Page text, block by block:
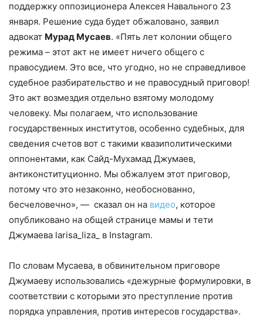
поддержку оппозиционера Алексея Навального 23
января. Решение суда будет обжаловано, заявил
адвокат Мурад Мусаев. «Пять лет колонии общего
режима – этот акт не имеет ничего общего с
правосудием. Это все, что угодно, но не справедливое
судебное разбирательство и не правосудный приговор!
Это акт возмездия отдельно взятому молодому
человеку. Мы полагаем, что использование
государственных институтов, особенно судебных, для
сведения счетов вот с такими квазиполитическими
оппонентами, как Сайд-Мухамад Джумаев,
антиконституционно. Мы обжалуем этот приговор,
потому что это незаконно, необоснованно,
бесчеловечно», — сказал он на видео, которое
опубликовано на общей странице мамы и тети
Джумаева larisa_liza_ в Instagram.
По словам Мусаева, в обвинительном приговоре
Джумаеву использовались «дежурные формулировки, в
соответствии с которыми это преступление против
порядка управления, против интересов государства».